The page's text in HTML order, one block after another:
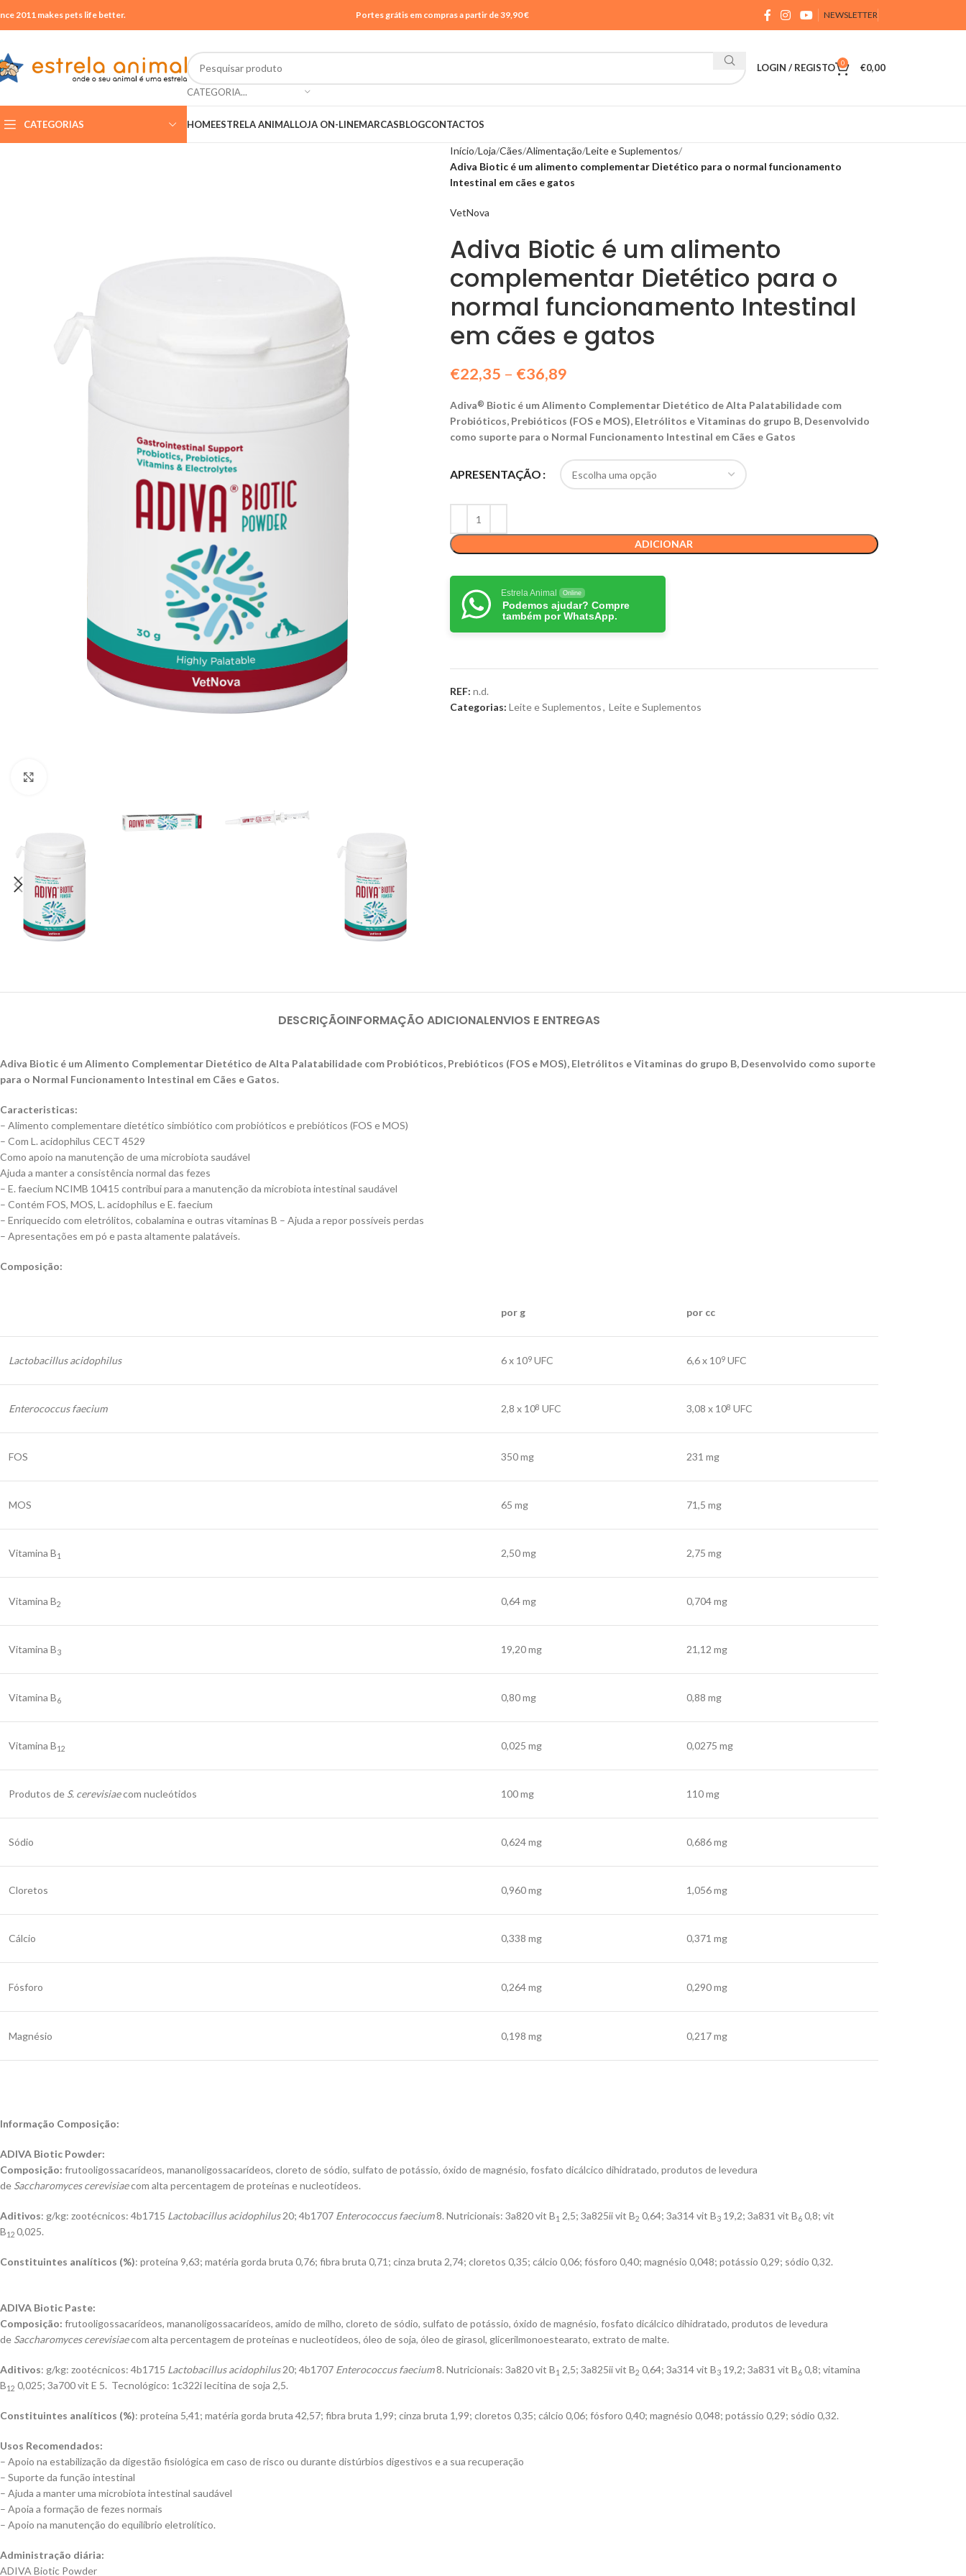
2011 makes pets life better. Portes grátis em compras a partir de 39,90 € NEWSLETTER
CATEGORIA...
LOGIN / REGISTO 0 €0,00
CATEGORIAS HOMEESTRELA ANIMALLOJA ON-LINEMARCASBLOGCONTACTOS
Início Loja Cães Alimentação Leite e Suplementos
Adiva Biotic é um alimento complementar Dietético para o normal funcionamento
Intestinal em cães e gatos
VetNova
Adiva Biotic é um alimento
complementar Dietético para o
normal funcionamento Intestinal
em cães e gatos
€22,35 – €36,89
Adiva® Biotic é um Alimento Complementar Dietético de Alta Palatabilidade com
Probióticos, Prebióticos (FOS e MOS), Eletrólitos e Vitaminas do grupo B, Desenvolvido
como suporte para o Normal Funcionamento Intestinal em Cães e Gatos
APRESENTAÇÃO
ADICIONAR
Estrela Animal Online
Podemos ajudar? Compre
também por WhatsApp.
REF: n.d.
Categorias: Leite e Suplementos, Leite e Suplementos
DESCRIÇÃOINFORMAÇÃO ADICIONALENVIOS E ENTREGAS
Adiva Biotic é um Alimento Complementar Dietético de Alta Palatabilidade com Probióticos, Prebióticos (FOS e MOS), Eletrólitos e Vitaminas do grupo B, Desenvolvido como suporte
para o Normal Funcionamento Intestinal em Cães e Gatos.
Caracteristicas:
– Alimento complementare dietético simbiótico com probióticos e prebióticos (FOS e MOS)
– Com L. acidophilus CECT 4529
Como apoio na manutenção de uma microbiota saudável
Ajuda a manter a consistência normal das fezes
– E. faecium NCIMB 10415 contribui para a manutenção da microbiota intestinal saudável
– Contém FOS, MOS, L. acidophilus e E. faecium
– Enriquecido com eletrólitos, cobalamina e outras vitaminas B – Ajuda a repor possíveis perdas
– Apresentações em pó e pasta altamente palatáveis.
Composição:
por g por cc
Lactobacillus acidophilus 6 x 109 UFC 6,6 x 109 UFC
Enterococcus faecium 2,8 x 108 UFC 3,08 x 108 UFC
FOS 350 mg 231 mg
MOS 65 mg 71,5 mg
Vitamina B1 2,50 mg 2,75 mg
Vitamina B2 0,64 mg 0,704 mg
Vitamina B3 19,20 mg 21,12 mg
Vitamina B6 0,80 mg 0,88 mg
Vitamina B12 0,025 mg 0,0275 mg
Produtos de S. cerevisiaecom nucleótidos 100 mg 110 mg
Sódio 0,624 mg 0,686 mg
Cloretos 0,960 mg 1,056 mg
Cálcio 0,338 mg 0,371 mg
Fósforo 0,264 mg 0,290 mg
Magnésio 0,198 mg 0,217 mg
Informação Composição:
ADIVA Biotic Powder:
Composição: frutooligossacarídeos, mananoligossacarídeos, cloreto de sódio, sulfato de potássio, óxido de magnésio, fosfato dicálcico dihidratado, produtos de levedura
de Saccharomyces cerevisiaecom alta percentagem de proteínas e nucleotídeos.
Aditivos: g/kg: zootécnicos: 4b1715 Lactobacillus acidophilus20; 4b1707 Enterococcus faecium8. Nutricionais: 3a820 vit B1 2,5; 3a825ii vit B2 0,64; 3a314 vit B3 19,2; 3a831 vit B6 0,8; vit
B12 0,025.
Constituintes analíticos (%): proteína 9,63; matéria gorda bruta 0,76; fibra bruta 0,71; cinza bruta 2,74; cloretos 0,35; cálcio 0,06; fósforo 0,40; magnésio 0,048; potássio 0,29; sódio 0,32.
ADIVA Biotic Paste:
Composição: frutooligossacarídeos, mananoligossacarídeos, amido de milho, cloreto de sódio, sulfato de potássio, óxido de magnésio, fosfato dicálcico dihidratado, produtos de levedura
de Saccharomyces cerevisiaecom alta percentagem de proteínas e nucleotídeos, óleo de soja, óleo de girasol, glicerilmonoestearato, extrato de malte.
Aditivos: g/kg: zootécnicos: 4b1715 Lactobacillus acidophilus20; 4b1707 Enterococcus faecium8. Nutricionais: 3a820 vit B1 2,5; 3a825ii vit B2 0,64; 3a314 vit B3 19,2; 3a831 vit B6 0,8; vitamina
B12 0,025; 3a700 vit E 5. Tecnológico: 1c322i lecitina de soja 2,5.
Constituintes analíticos (%): proteína 5,41; matéria gorda bruta 42,57; fibra bruta 1,99; cinza bruta 1,99; cloretos 0,35; cálcio 0,06; fósforo 0,40; magnésio 0,048; potássio 0,29; sódio 0,32.
Usos Recomendados:
– Apoio na estabilização da digestão fisiológica em caso de risco ou durante distúrbios digestivos e a sua recuperação
– Suporte da função intestinal
– Ajuda a manter uma microbiota intestinal saudável
– Apoia a formação de fezes normais
– Apoio na manutenção do equilíbrio eletrolítico.
Administração diária:
ADIVA Biotic Powder